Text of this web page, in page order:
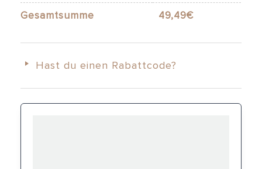
Gesamtsumme 49,49€
Hast du einen Rabattcode?